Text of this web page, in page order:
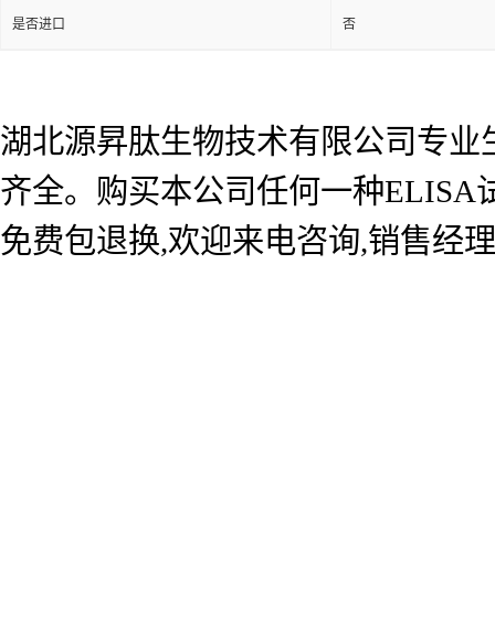
是否进口 否
湖北源昇肽生物技术有限公司专
齐全。购买本公司任何一种ELISA
免费包退换,欢迎来电咨询,销售经